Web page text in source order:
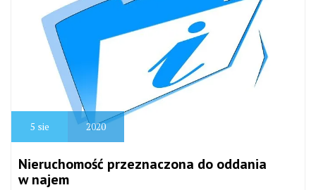
5 sie 2020
Nieruchomość przeznaczona do oddania
w najem